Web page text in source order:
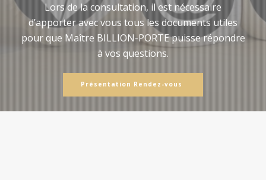
Lors de la consultation, il est nécessaire
d’apporter avec vous tous les documents utiles
pour que Maître BILLION-PORTE puisse répondre
à vos questions.
Présentation Rendez-vous